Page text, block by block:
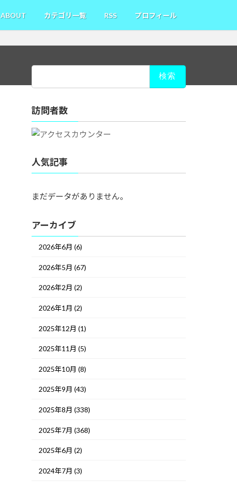
ABOUT カテゴリ一覧 RSS プロフィール
索:
訪問者数
人気記事
まだデータがありません。
アーカイブ
2026年6月 (6)
2026年5月 (67)
2026年2月 (2)
2026年1月 (2)
2025年12月 (1)
2025年11月 (5)
2025年10月 (8)
2025年9月 (43)
2025年8月 (338)
2025年7月 (368)
2025年6月 (2)
2024年7月 (3)